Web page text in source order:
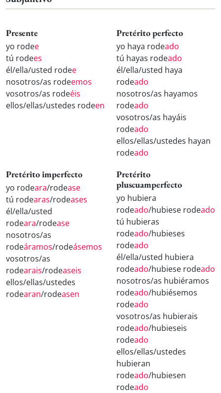
Presente
yo rodee
tú rodees
él/ella/usted rodee
nosotros/as rodeemos
vosotros/as rodeéis
ellos/ellas/ustedes rodeen
Pretérito perfecto
yo haya rodeado
tú hayas rodeado
él/ella/usted haya
rodeado
nosotros/as hayamos
rodeado
vosotros/as hayáis
rodeado
ellos/ellas/ustedes hayan
rodeado
Pretérito imperfecto
yo rodeara/rodease
tú rodearas/rodeases
él/ella/usted
rodeara/rodease
nosotros/as
rodeáramos/rodeásemos
vosotros/as
rodearais/rodeaseis
ellos/ellas/ustedes
rodearan/rodeasen
Pretérito
pluscuamperfecto
yo hubiera
rodeado/hubiese rodeado
tú hubieras
rodeado/hubieses
rodeado
él/ella/usted hubiera
rodeado/hubiese rodeado
nosotros/as hubiéramos
rodeado/hubiésemos
rodeado
vosotros/as hubierais
rodeado/hubieseis
rodeado
ellos/ellas/ustedes
hubieran
rodeado/hubiesen
rodeado